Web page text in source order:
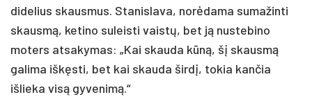
didelius skausmus. Stanislava, norėdama sumažinti
skausmą, ketino suleisti vaistų, bet ją nustebino
moters atsakymas: „Kai skauda kūną, šį skausmą
galima iškęsti, bet kai skauda širdį, tokia kančia
išlieka visą gyvenimą.“